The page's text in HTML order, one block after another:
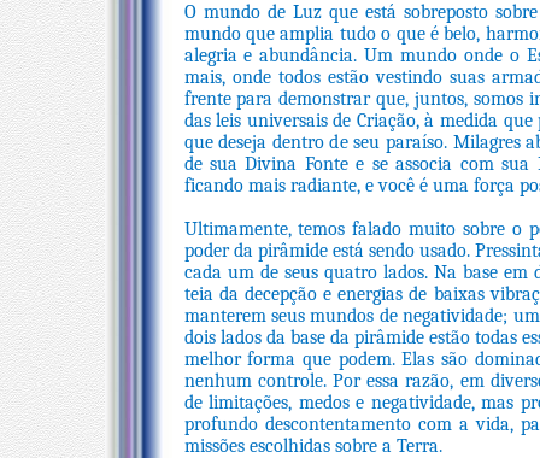
O mundo de Luz que está sobreposto
mundo que amplia tudo o que é belo,
alegria e abundância. Um mundo onde o
mais, onde todos estão vestindo suas
frente para demonstrar que, juntos, somos
das leis universais de Criação, à medida
que deseja dentro de seu paraíso. Milagres
de sua Divina Fonte e se associa com sua
ficando mais radiante, e você é uma força
Ultimamente, temos falado muito sobre o
poder da pirâmide está sendo usado.
cada um de seus quatro lados. Na base em
teia da decepção e energias de baixas
manterem seus mundos de negatividade;
dois lados da base da pirâmide estão todas
melhor forma que podem. Elas são
nenhum controle. Por essa razão, em
de limitações, medos e negatividade, mas
profundo descontentamento com a vida,
missões escolhidas sobre a Terra.